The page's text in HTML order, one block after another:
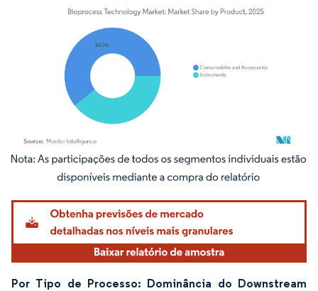
Imagem © Mordor Intelligence. O reuso requer atribuição conforme CC BY 4.0.
Por Tipo de Processo: Dominância do Downstream